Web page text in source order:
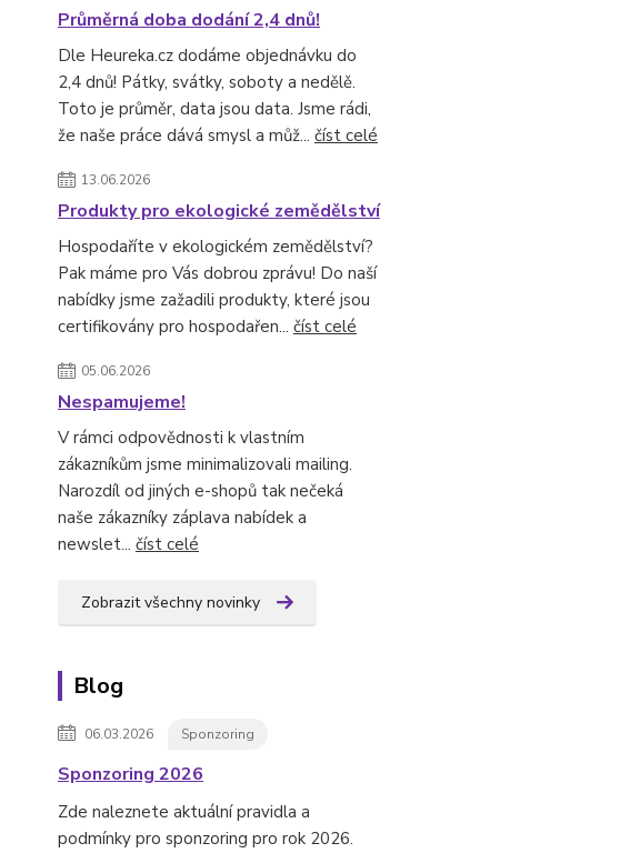
Průměrná doba dodání 2,4 dnů!
Dle Heureka.cz dodáme objednávku do
2,4 dnů! Pátky, svátky, soboty a nedělě.
Toto je průměr, data jsou data. Jsme rádi,
že naše práce dává smysl a můž... číst celé
13.06.2026
Produkty pro ekologické zemědělství
Hospodaříte v ekologickém zemědělství?
Pak máme pro Vás dobrou zprávu! Do naší
nabídky jsme zažadili produkty, které jsou
certifikovány pro hospodařen... číst celé
05.06.2026
Nespamujeme!
V rámci odpovědnosti k vlastním
zákazníkům jsme minimalizovali mailing.
Narozdíl od jiných e-shopů tak nečeká
naše zákazníky záplava nabídek a
newslet... číst celé
Zobrazit všechny novinky
Blog
06.03.2026 Sponzoring
Sponzoring 2026
Zde naleznete aktuální pravidla a
podmínky pro sponzoring pro rok 2026.